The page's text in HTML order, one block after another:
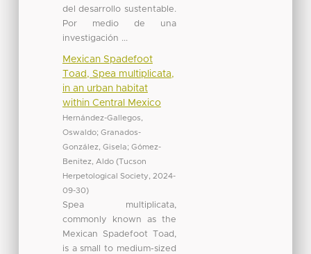
del desarrollo sustentable.
Por medio de una
investigación ...
Mexican Spadefoot
Toad, Spea multiplicata,
in an urban habitat
within Central Mexico
Hernández-Gallegos,
Oswaldo; Granados-
González, Gisela; Gómez-
Benitez, Aldo (Tucson
Herpetological Society
2024-
09-30)
Spea multiplicata,
commonly known as the
Mexican Spadefoot Toad,
is a small to medium-sized